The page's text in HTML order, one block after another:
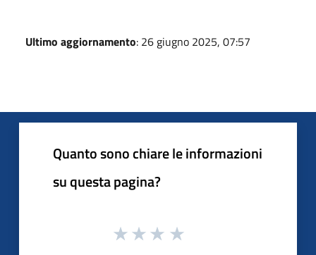
Ultimo aggiornamento: 26 giugno 2025, 07:57
Quanto sono chiare le informazioni
su questa pagina?